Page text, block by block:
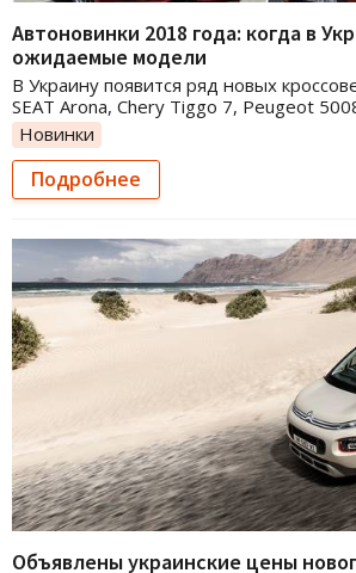
Автоновинки 2018 года: когда в
ожидаемые модели
В Украину появится ряд новых
SEAT Arona, Chery Tiggo 7, Peugeot
Новинки
Подробнее
Объявлены украинские цены